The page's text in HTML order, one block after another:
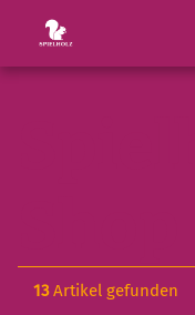
13Artikel gefunden